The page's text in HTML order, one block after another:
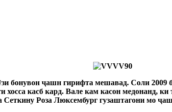
бонувон ҷашн гирифта мешавад. Соли
касб кард. Вале кам касон медонанд,
Роза Люксембург гузаштагони мо